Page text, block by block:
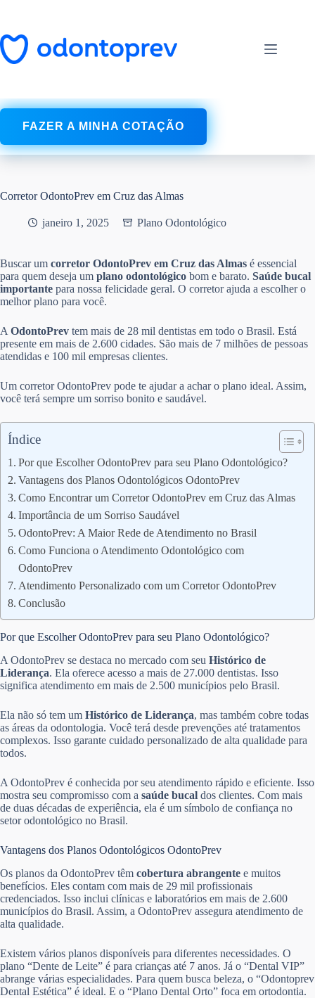
conteúdo
FAZER A MINHA COTAÇÃO
Corretor OdontoPrev em Cruz das Almas
janeiro 1, 2025 Plano Odontológico
Buscar um corretor OdontoPrev em Cruz das Almas é essencial
para quem deseja um plano odontológico bom e barato. Saúde bucal
importante para nossa felicidade geral. O corretor ajuda a escolher o
melhor plano para você.
A OdontoPrev tem mais de 28 mil dentistas em todo o Brasil. Está
presente em mais de 2.600 cidades. São mais de 7 milhões de pessoas
atendidas e 100 mil empresas clientes.
Um corretor OdontoPrev pode te ajudar a achar o plano ideal. Assim,
você terá sempre um sorriso bonito e saudável.
Índice
Por que Escolher OdontoPrev para seu Plano Odontológico?
Vantagens dos Planos Odontológicos OdontoPrev
Como Encontrar um Corretor OdontoPrev em Cruz das Almas
Importância de um Sorriso Saudável
OdontoPrev: A Maior Rede de Atendimento no Brasil
Como Funciona o Atendimento Odontológico com
OdontoPrev
Atendimento Personalizado com um Corretor OdontoPrev
Conclusão
Por que Escolher OdontoPrev para seu Plano Odontológico?
A OdontoPrev se destaca no mercado com seu Histórico de
Liderança. Ela oferece acesso a mais de 27.000 dentistas. Isso
significa atendimento em mais de 2.500 municípios pelo Brasil.
Ela não só tem um Histórico de Liderança, mas também cobre todas
as áreas da odontologia. Você terá desde prevenções até tratamentos
complexos. Isso garante cuidado personalizado de alta qualidade para
todos.
A OdontoPrev é conhecida por seu atendimento rápido e eficiente. Isso
mostra seu compromisso com a saúde bucal dos clientes. Com mais
de duas décadas de experiência, ela é um símbolo de confiança no
setor odontológico no Brasil.
Vantagens dos Planos Odontológicos OdontoPrev
Os planos da OdontoPrev têm cobertura abrangente e muitos
benefícios. Eles contam com mais de 29 mil profissionais
credenciados. Isso inclui clínicas e laboratórios em mais de 2.600
municípios do Brasil. Assim, a OdontoPrev assegura atendimento de
alta qualidade.
Existem vários planos disponíveis para diferentes necessidades. O
plano “Dente de Leite” é para crianças até 7 anos. Já o “Dental VIP”
abrange várias especialidades. Para quem busca beleza, o “Odontoprev
Dental Estética” é ideal. E o “Plano Dental Orto” foca em ortodontia.